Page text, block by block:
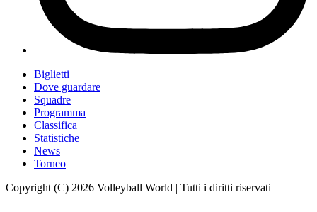
Biglietti
Dove guardare
Squadre
Programma
Classifica
Statistiche
News
Torneo
Copyright (C) 2026 Volleyball World | Tutti i diritti riservati